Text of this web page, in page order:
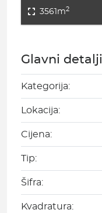
3561m2
Glavni detalji
Kategorija:
Lokacija:
Cijena:
Tip:
Šifra:
Kvadratura: